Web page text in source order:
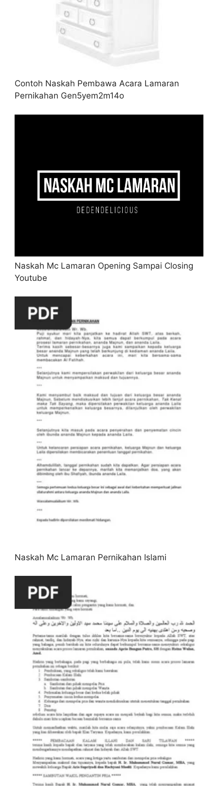
Contoh Naskah Pembawa Acara Lamaran
Pernikahan Gen5yem2m14o
Naskah Mc Lamaran Opening Sampai Closing
Youtube
Naskah Mc Lamaran Pernikahan Islami